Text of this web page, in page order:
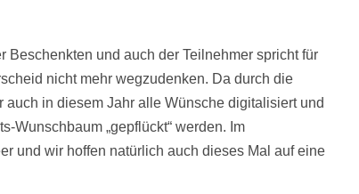
und auch der Teilnehmer spricht für
nicht mehr wegzudenken. Da durch die
in diesem Jahr alle Wünsche digitalisiert und
Wunschbaum „gepflückt“ werden. Im
und wir hoffen natürlich auch dieses Mal auf eine